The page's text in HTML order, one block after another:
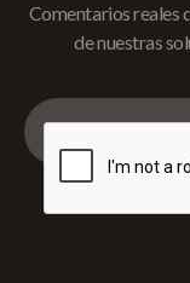
Comentarios reales
de nuestras